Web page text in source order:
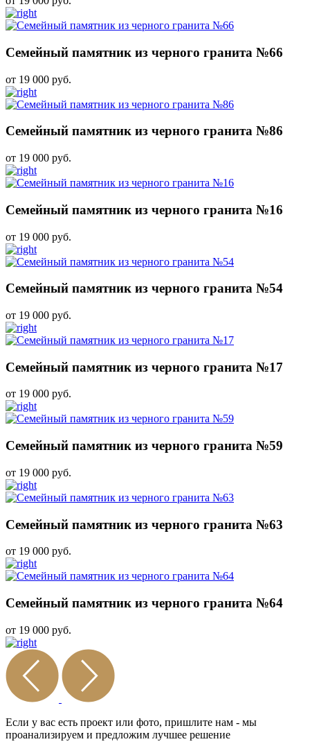
Семейный памятник из черного гранита №66
от 19 000 руб.
Семейный памятник из черного гранита №86
от 19 000 руб.
Семейный памятник из черного гранита №16
от 19 000 руб.
Семейный памятник из черного гранита №54
от 19 000 руб.
Семейный памятник из черного гранита №17
от 19 000 руб.
Семейный памятник из черного гранита №59
от 19 000 руб.
Семейный памятник из черного гранита №63
от 19 000 руб.
Семейный памятник из черного гранита №64
от 19 000 руб.
Если у вас есть проект или фото, пришлите нам - мы
проанализируем и предложим лучшее решение